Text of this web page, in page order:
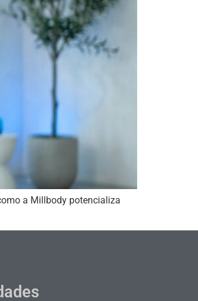
a Millbody potencializa